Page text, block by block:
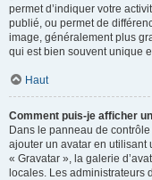
permet d’indiquer votre
publié, ou permet de
image, généralement plus
qui est bien souvent unique
Haut
Comment puis-je afficher
Dans le panneau de
ajouter un avatar en utilisant
« Gravatar », la galerie
locales. Les administrateurs